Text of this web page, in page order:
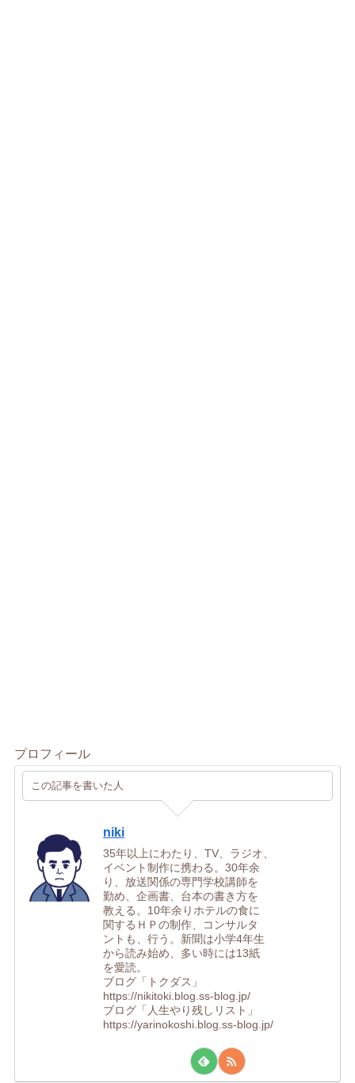
プロフィール
この記事を書いた人
niki
35年以上にわたり、TV、ラジオ、
イベント制作に携わる。30年余
り、放送関係の専門学校講師を
勤め、企画書、台本の書き方を
教える。10年余りホテルの食に
関するＨＰの制作、コンサルタ
ントも、行う。新聞は小学4年生
から読み始め、多い時には13紙
を愛読。
ブログ「トクダス」
https://nikitoki.blog.ss-blog.jp/
ブログ「人生やり残しリスト」
https://yarinokoshi.blog.ss-blog.jp/